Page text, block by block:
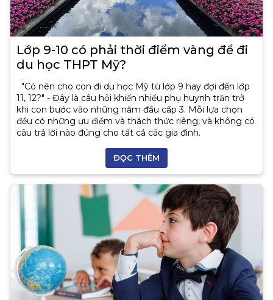
Lớp 9-10 có phải thời điểm vàng để đi
du học THPT Mỹ?
"Có nên cho con đi du học Mỹ từ lớp 9 hay đợi đến lớp
11, 12?" - Đây là câu hỏi khiến nhiều phụ huynh trăn trở
khi con bước vào những năm đầu cấp 3. Mỗi lựa chọn
đều có những ưu điểm và thách thức riêng, và không có
câu trả lời nào đúng cho tất cả các gia đình.
ĐỌC THÊM